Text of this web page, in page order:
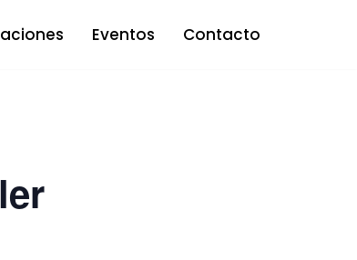
Eventos Contacto